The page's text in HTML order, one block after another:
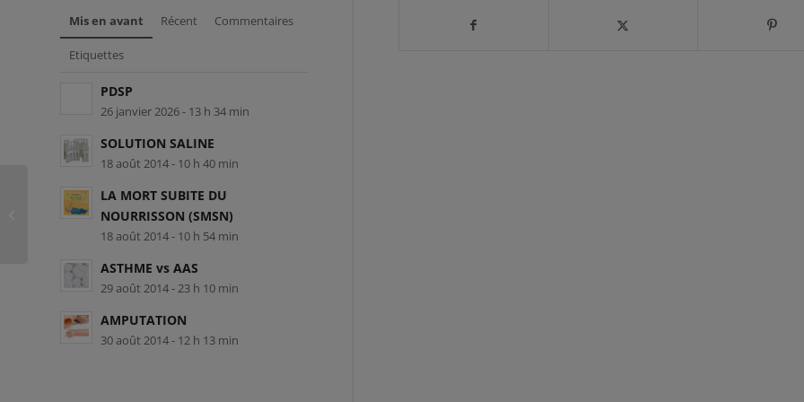
Mis en avant Récent Commentaires
Etiquettes
PDSP
26 janvier 2026 - 13 h 34 min
SOLUTION SALINE
18 août 2014 - 10 h 40 min
LA MORT SUBITE DU
NOURRISSON (SMSN)
18 août 2014 - 10 h 54 min
ASTHME vs AAS
29 août 2014 - 23 h 10 min
AMPUTATION
30 août 2014 - 12 h 13 min
RCR-L-100151 – MoCA Recherche et